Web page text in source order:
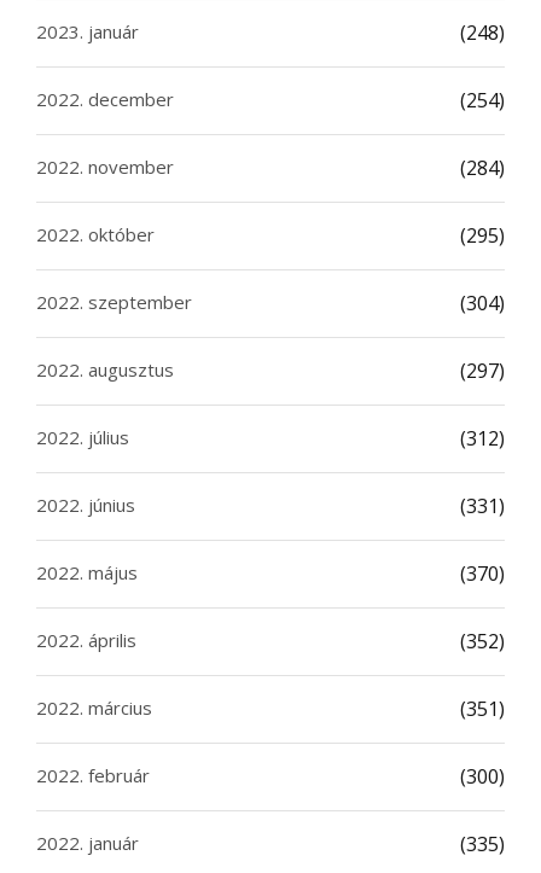
2023. január (248)
2022. december (254)
2022. november (284)
2022. október (295)
2022. szeptember (304)
2022. augusztus (297)
2022. július (312)
2022. június (331)
2022. május (370)
2022. április (352)
2022. március (351)
2022. február (300)
2022. január (335)